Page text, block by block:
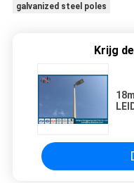
galvanized steel poles
Krijg